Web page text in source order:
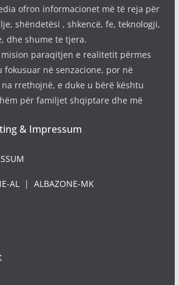
ofron informacionet më të reja për
shëndetësi , shkencë, fe, teknologji,
dhe shume te tjera.
mision paraqitjen e realitetit përmes
fokusuar në senzacione, por në
rrethojnë, e duke u bërë kështu
për familjet shqiptare dhe më
& Impressum
AL| ALBAZONE-MK